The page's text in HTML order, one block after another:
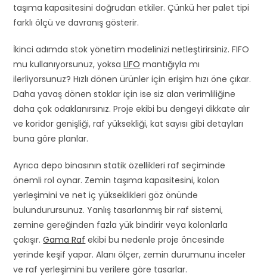
taşıma kapasitesini doğrudan etkiler. Çünkü her palet tipi
farklı ölçü ve davranış gösterir.
İkinci adımda stok yönetim modelinizi netleştirirsiniz. FIFO
mu kullanıyorsunuz, yoksaLIFO mantığıyla mı
ilerliyorsunuz? Hızlı dönen ürünler için erişim hızı öne çıkar.
Daha yavaş dönen stoklar için ise siz alan verimliliğine
daha çok odaklanırsınız. Proje ekibi bu dengeyi dikkate alır
ve koridor genişliği, raf yüksekliği, kat sayısı gibi detayları
buna göre planlar.
Ayrıca depo binasının statik özellikleri raf seçiminde
önemli rol oynar. Zemin taşıma kapasitesini, kolon
yerleşimini ve net iç yükseklikleri göz önünde
bulundurursunuz. Yanlış tasarlanmış bir raf sistemi,
zemine gereğinden fazla yük bindirir veya kolonlarla
çakışır.Gama Raf ekibi bu nedenle proje öncesinde
yerinde keşif yapar. Alanı ölçer, zemin durumunu inceler
ve raf yerleşimini bu verilere göre tasarlar.